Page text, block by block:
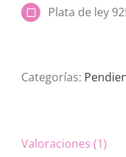
Plata de ley
Categorías:
Valoraciones (1)